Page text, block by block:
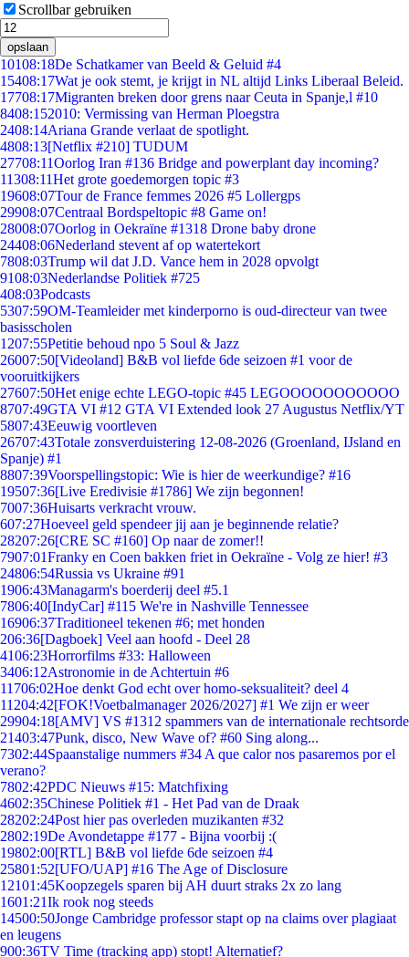
Scrollbar gebruiken
opslaan
10108:18De Schatkamer van Beeld & Geluid #4
15408:17Wat je ook stemt, je krijgt in NL altijd Links Liberaal Beleid.
17708:17Migranten breken door grens naar Ceuta in Spanje,l #10
8408:152010: Vermissing van Herman Ploegstra
2408:14Ariana Grande verlaat de spotlight.
4808:13[Netflix #210] TUDUM
27708:11Oorlog Iran #136 Bridge and powerplant day incoming?
11308:11Het grote goedemorgen topic #3
19608:07Tour de France femmes 2026 #5 Lollergps
29908:07Centraal Bordspeltopic #8 Game on!
28008:07Oorlog in Oekraïne #1318 Drone baby drone
24408:06Nederland stevent af op watertekort
7808:03Trump wil dat J.D. Vance hem in 2028 opvolgt
9108:03Nederlandse Politiek #725
408:03Podcasts
5307:59OM-Teamleider met kinderporno is oud-directeur van twee
basisscholen
1207:55Petitie behoud npo 5 Soul & Jazz
26007:50[Videoland] B&B vol liefde 6de seizoen #1 voor de
vooruitkijkers
27607:50Het enige echte LEGO-topic #45 LEGOOOOOOOOOOO
8707:49GTA VI #12 GTA VI Extended look 27 Augustus Netflix/YT
5807:43Eeuwig voortleven
26707:43Totale zonsverduistering 12-08-2026 (Groenland, IJsland en
Spanje) #1
8807:39Voorspellingstopic: Wie is hier de weerkundige? #16
19507:36[Live Eredivisie #1786] We zijn begonnen!
7007:36Huisarts verkracht vrouw.
607:27Hoeveel geld spendeer jij aan je beginnende relatie?
28207:26[CRE SC #160] Op naar de zomer!!
7907:01Franky en Coen bakken friet in Oekraïne - Volg ze hier! #3
24806:54Russia vs Ukraine #91
1906:43Managarm's boerderij deel #5.1
7806:40[IndyCar] #115 We're in Nashville Tennessee
16906:37Traditioneel tekenen #6; met honden
206:36[Dagboek] Veel aan hoofd - Deel 28
4106:23Horrorfilms #33: Halloween
3406:12Astronomie in de Achtertuin #6
11706:02Hoe denkt God echt over homo-seksualiteit? deel 4
11204:42[FOK!Voetbalmanager 2026/2027] #1 We zijn er weer
29904:18[AMV] VS #1312 spammers van de internationale rechtsorde
21403:47Punk, disco, New Wave of? #60 Sing along...
7302:44Spaanstalige nummers #34 A que calor nos pasaremos por el
verano?
7802:42PDC Nieuws #15: Matchfixing
4602:35Chinese Politiek #1 - Het Pad van de Draak
28202:24Post hier pas overleden muzikanten #32
2802:19De Avondetappe #177 - Bijna voorbij :(
19802:00[RTL] B&B vol liefde 6de seizoen #4
25801:52[UFO/UAP] #16 The Age of Disclosure
12101:45Koopzegels sparen bij AH duurt straks 2x zo lang
1601:21Ik rook nog steeds
14500:50Jonge Cambridge professor stapt op na claims over plagiaat
en leugens
900:36TV Time (tracking app) stopt! Alternatief?